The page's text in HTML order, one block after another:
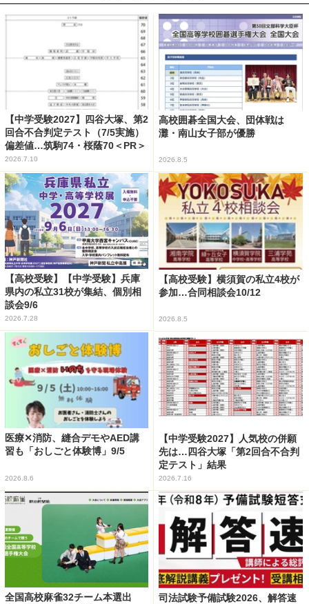
【中学受験2027】四谷大塚、第2
回合不合判定テスト（7/5実施）
偏差値…筑駒74・桜蔭70＜PR＞
2026.7.10
高校囲碁全国大会、団体戦は
灘・南山女子部が優勝
2026.8.5
【高校受験】【中学受験】兵庫
県内の私立31校が集結、個別相
談会9/6
2026.7.28
【高校受験】横須賀の私立4校が
参加…合同相談会10/12
2026.8.5
医療✕消防、縫合デモやAED講
習も「おしごと体験博」9/5
2026.8.6
【中学受験2027】人気校の併願
先は…四谷大塚「第2回合不合判
定テスト」結果
2026.7.16
全国高校麻雀32チーム本選出
司法試験予備試験2026、解答速